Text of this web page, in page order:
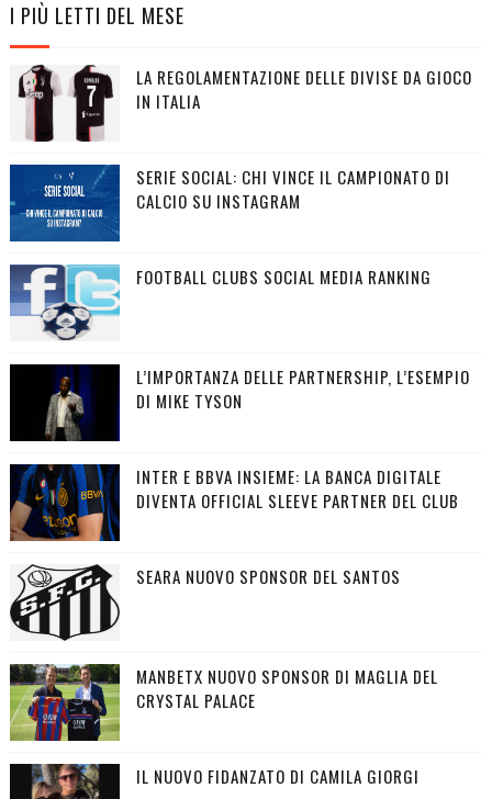
I PIÙ LETTI DEL MESE
LA REGOLAMENTAZIONE DELLE DIVISE DA GIOCO
IN ITALIA
SERIE SOCIAL: CHI VINCE IL CAMPIONATO DI
CALCIO SU INSTAGRAM
FOOTBALL CLUBS SOCIAL MEDIA RANKING
L’IMPORTANZA DELLE PARTNERSHIP, L’ESEMPIO
DI MIKE TYSON
INTER E BBVA INSIEME: LA BANCA DIGITALE
DIVENTA OFFICIAL SLEEVE PARTNER DEL CLUB
SEARA NUOVO SPONSOR DEL SANTOS
MANBETX NUOVO SPONSOR DI MAGLIA DEL
CRYSTAL PALACE
IL NUOVO FIDANZATO DI CAMILA GIORGI